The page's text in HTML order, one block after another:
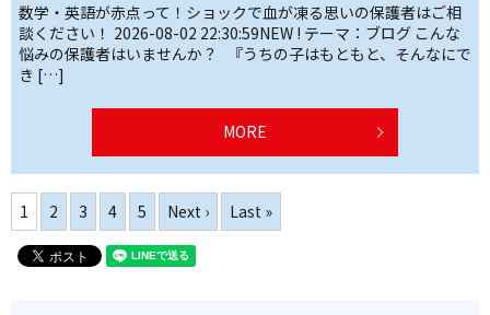
数学・英語が赤点って！ショックで血が凍る思いの保護者はご相
談ください！ 2026-08-02 22:30:59NEW ! テーマ：ブログ こんな
悩みの保護者はいませんか？ 『うちの子はもともと、そんなにで
き […]
MORE
1 2 3 4 5 Next › Last »